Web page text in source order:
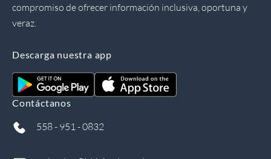
compromiso de ofrecer información inclusiva, oportuna y
veraz.
Descarga nuestra app
Contáctanos
558 - 951 - 0832